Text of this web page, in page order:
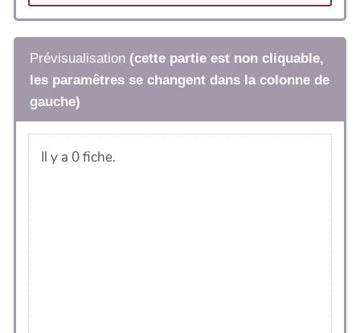
Prévisualisation (cette partie est non cliquable,
les paramêtres se changent dans la colonne de
gauche)